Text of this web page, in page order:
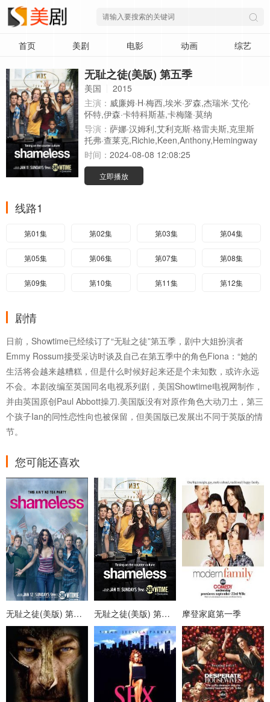
首页 美剧 电影 动画 综艺
无耻之徒(美版) 第五季
美国
2015
主演： 威廉姆·H·梅西,埃米·罗森,杰瑞米·艾伦·
怀特,伊森·卡特科斯基,卡梅隆·莫纳
导演： 萨娜·汉姆利,艾利克斯·格雷夫斯,克里斯
托弗·查莱克,Richie,Keen,Anthony,Hemingway
时间： 2024-08-08 12:08:25
立即播放
线路1
第01集 第02集 第03集 第04集
第05集 第06集 第07集 第08集
第09集 第10集 第11集 第12集
剧情
日前，Showtime已经续订了“无耻之徒”第五季，剧中大姐扮演者
Emmy Rossum接受采访时谈及自己在第五季中的角色Fiona：“她的
生活将会越来越糟糕，但是什么时候好起来还是个未知数，或许永远
不会。本剧改编至英国同名电视系列剧，美国Showtime电视网制作，
并由英国原创Paul Abbott操刀.美国版没有对原作角色大动刀土，第三
个孩子Ian的同性恋性向也被保留，但美国版已发展出不同于英版的情
节。
您可能还喜欢
无耻之徒(美版) 第四季 无耻之徒(美版) 第五季 摩登家庭第一季